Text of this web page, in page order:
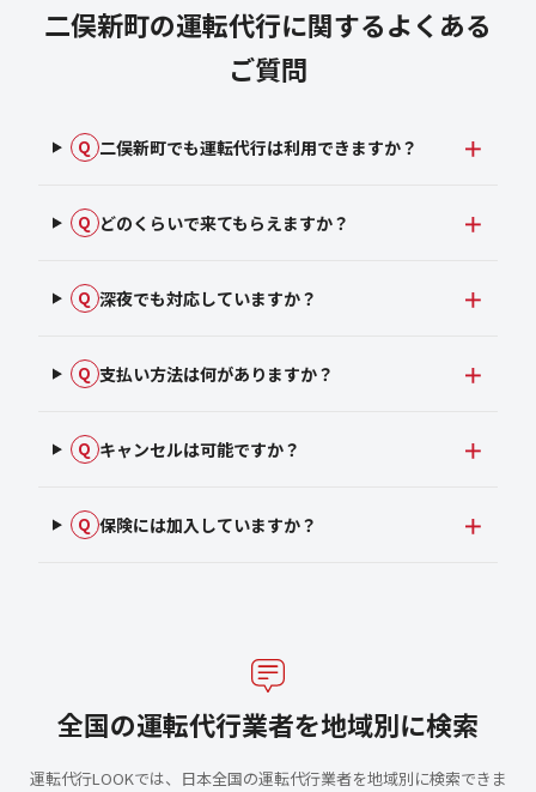
二俣新町の運転代行に関するよくある
ご質問
Q 二俣新町でも運転代行は利用できますか？
Q どのくらいで来てもらえますか？
Q 深夜でも対応していますか？
Q 支払い方法は何がありますか？
Q キャンセルは可能ですか？
Q 保険には加入していますか？
全国の運転代行業者を地域別に検索
運転代行LOOKでは、日本全国の運転代行業者を地域別に検索できま